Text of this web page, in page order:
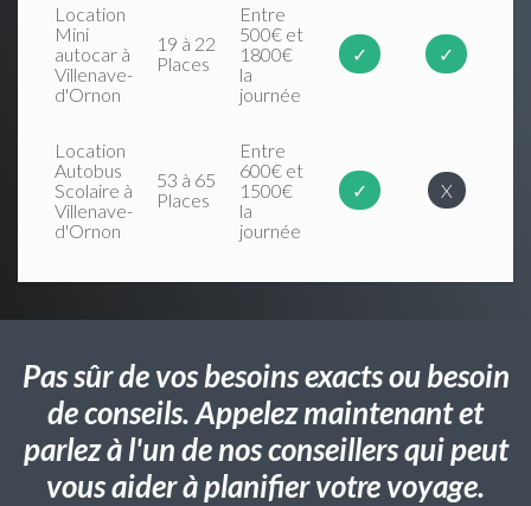
Location
Mini
autocar à
Villenave-
d'Ornon
19 à 22
Places
Entre
500€ et
1800€
la
journée
✓ ✓
Location
Autobus
Scolaire à
Villenave-
d'Ornon
53 à 65
Places
Entre
600€ et
1500€
la
journée
✓ X
Pas sûr de vos besoins exacts ou besoin
de conseils. Appelez maintenant et
parlez à l'un de nos conseillers qui peut
vous aider à planifier votre voyage.